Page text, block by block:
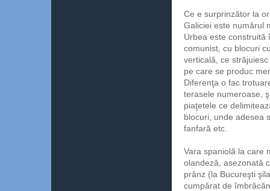
Ce e surprinzător la
Galiciei este numărul
Urbea este construită
comunist, cu blocuri
verticală, ce
pe care se produc
Diferenţa o fac
terasele numeroase,
piaţetele ce
blocuri, unde adesea
fanfară etc.
Vara spaniolă la care
olandeză, asezonată
prânz (la Bucureşti
cumpărat de